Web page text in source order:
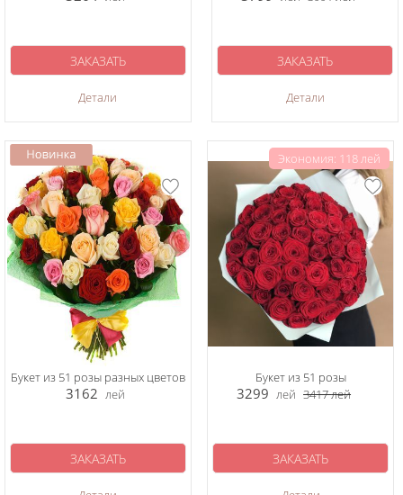
Детали
ЗАКАЗАТЬ
Детали
ЗАКАЗАТЬ
Букет из 51 розы разных цветов
3162 лей
ЗАКАЗАТЬ
Экономия: 118 лей
Букет из 51 розы
3299 лей 3417лей
ЗАКАЗАТЬ